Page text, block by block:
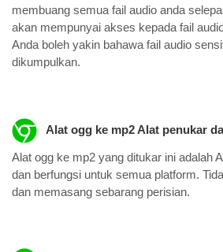
membuang semua fail audio anda
akan mempunyai akses kepada fail
Anda boleh yakin bahawa fail audio
dikumpulkan.
Alat ogg ke mp2 Alat penukar
Alat ogg ke mp2 yang ditukar ini adalah
dan berfungsi untuk semua platform.
dan memasang sebarang perisian.